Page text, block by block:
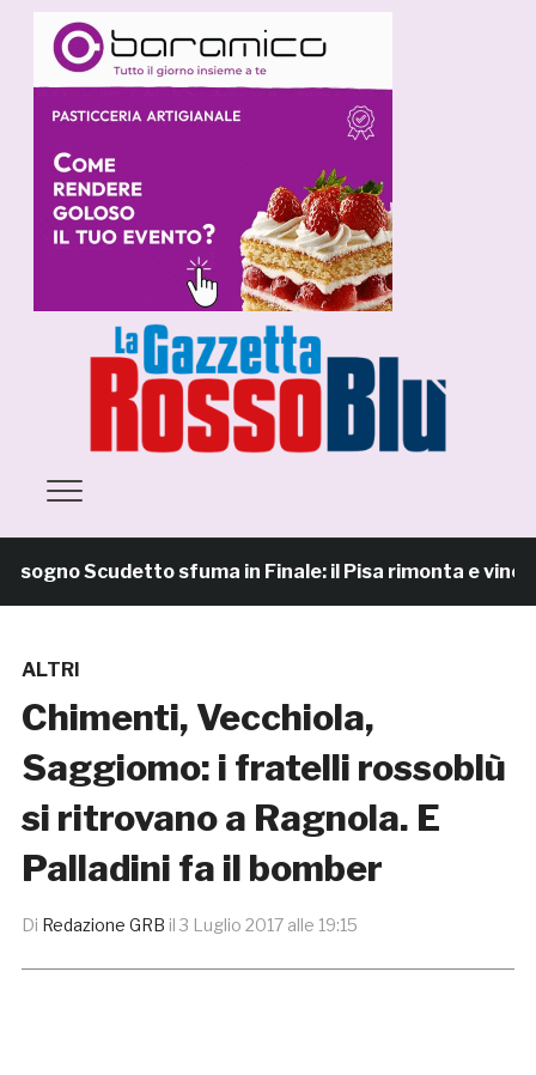
Scudetto sfuma in Finale: il Pisa rimonta e vince 7-
ALTRI
Chimenti, Vecchiola,
Saggiomo: i fratelli rossoblù
si ritrovano a Ragnola. E
Palladini fa il bomber
Di Redazione GRB il 3 Luglio 2017 alle 19:15